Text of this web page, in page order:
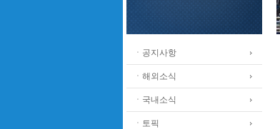
ㆍ공지사항
ㆍ해외소식
ㆍ국내소식
ㆍ토픽